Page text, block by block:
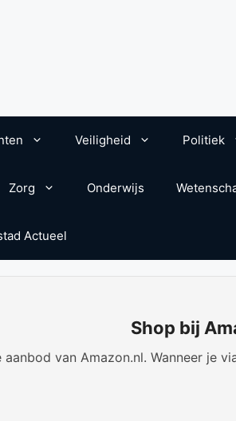
Veiligheid Politiek
Zorg Onderwijs
Actueel
Shop bij
aanbod van Amazon.nl. Wanneer je